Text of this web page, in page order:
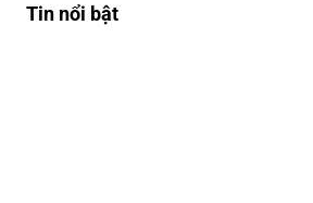
Tin nổi bật